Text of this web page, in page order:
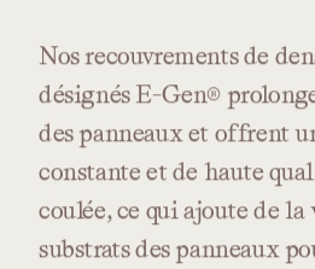
Nos recouvrementsde
désignés E-Gen®
des panneaux et offrent
constante etde haute
coulée,ce qui ajoute de la
substratsdes panneaux